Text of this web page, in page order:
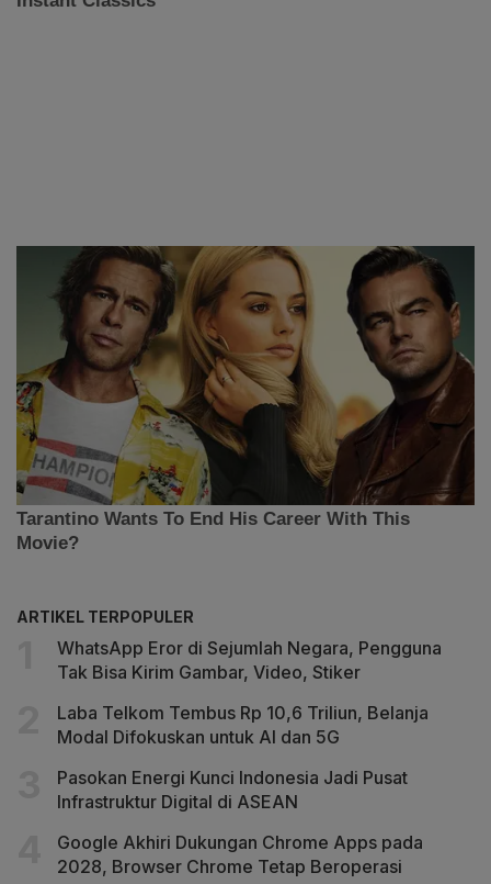
ARTIKEL TERPOPULER
WhatsApp Eror di Sejumlah Negara, Pengguna
Tak Bisa Kirim Gambar, Video, Stiker
Laba Telkom Tembus Rp 10,6 Triliun, Belanja
Modal Difokuskan untuk AI dan 5G
Pasokan Energi Kunci Indonesia Jadi Pusat
Infrastruktur Digital di ASEAN
Google Akhiri Dukungan Chrome Apps pada
2028, Browser Chrome Tetap Beroperasi